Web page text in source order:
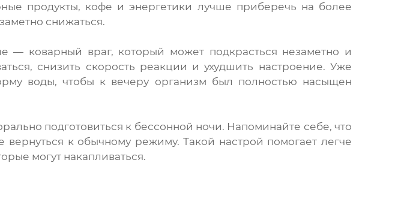
продукты, кофе и энергетики лучше приберечь на более
снижаться.
— коварный враг, который может подкрасться незаметно и
снизить скорость реакции и ухудшить настроение. Уже
воды, чтобы к вечеру организм был полностью насыщен
подготовиться к бессонной ночи. Напоминайте себе, что
к обычному режиму. Такой настрой помогает легче
могут накапливаться.